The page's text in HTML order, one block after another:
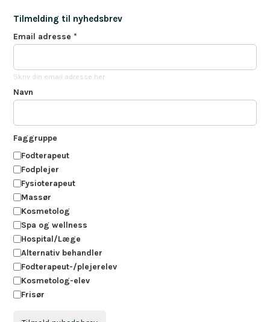
Tilmelding til nyhedsbrev
Email adresse*
Skriv din email adresse her
Navn
Faggruppe
Fodterapeut
Fodplejer
Fysioterapeut
Massør
Kosmetolog
Spa og wellness
Hospital/Læge
Alternativ behandler
Fodterapeut-/plejerelev
Kosmetolog-elev
Frisør